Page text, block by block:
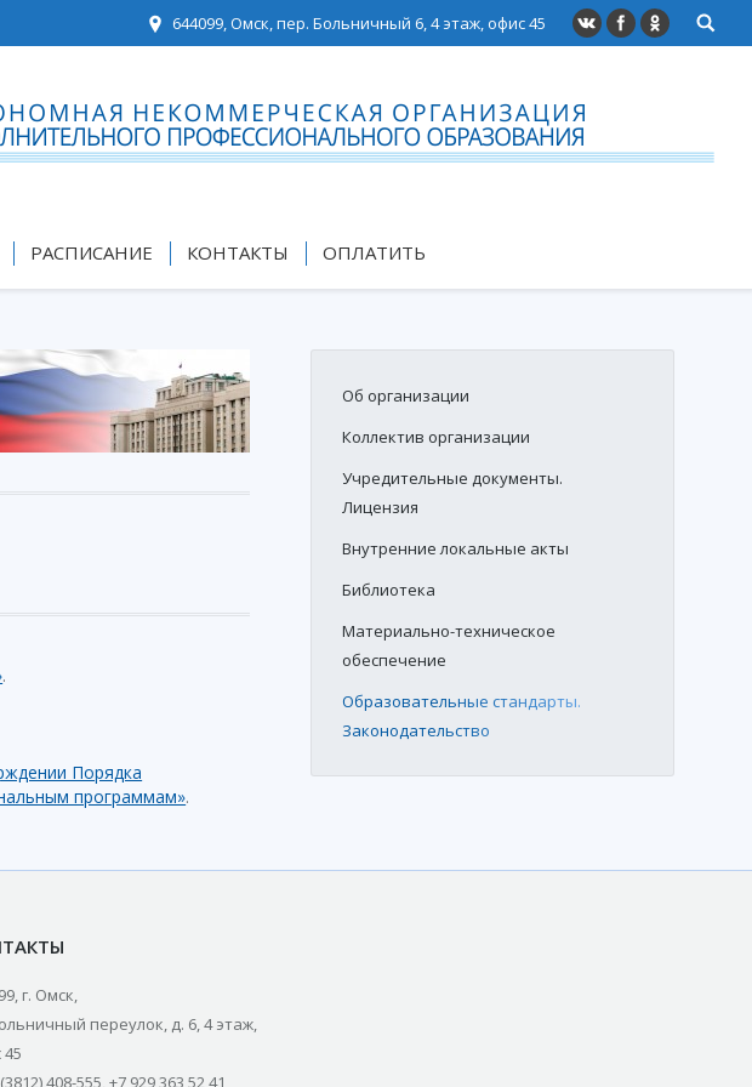
644099, Омск, пер. Больничный 6, 4 этаж, офис 45
РАСПИСАНИЕ КОНТАКТЫ ОПЛАТИТЬ
.
Порядка
программам».
Об организации
Коллектив организации
Учредительные документы.
Лицензия
Внутренние локальные акты
Библиотека
Материально-техническое
обеспечение
Образовательные стандарты.
Законодательство
г. Омск,
переулок, д. 6, 4 этаж,
408-555, +7 929 363 52 41